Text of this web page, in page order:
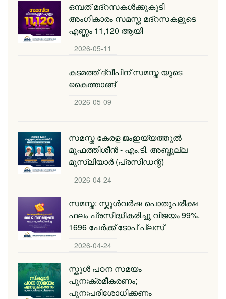
ഒമ്പത് മദ്റസകള്‍ക്കുകൂടി
അംഗീകാരം സമസ്ത മദ്റസകളുടെ
എണ്ണം 11,120 ആയി
2026-05-11
കടമത്ത് ദ്വീപിന് സമസ്ത യുടെ
കൈത്താങ്ങ്
2026-05-09
സമസ്ത കേരള ജംഇയ്യത്തുല്‍
മുഫത്തിശീന്‍ - എം.ടി. അബ്ദുല്ല
മുസ്‌ലിയാര്‍ (പ്രസിഡന്റ്)
2026-04-24
സമസ്ത: സ്കൂള്‍വര്‍ഷ പൊതുപരീക്ഷ
ഫലം പ്രസിദ്ധീകരിച്ചു വിജയം 99%.
1696 പേര്‍ക്ക് ടോപ് പ്ലസ്
2026-04-24
സ്കൂള്‍ പഠന സമയം
പുനഃക്രമീകരണം;
പുനഃപരിശോധിക്കണം